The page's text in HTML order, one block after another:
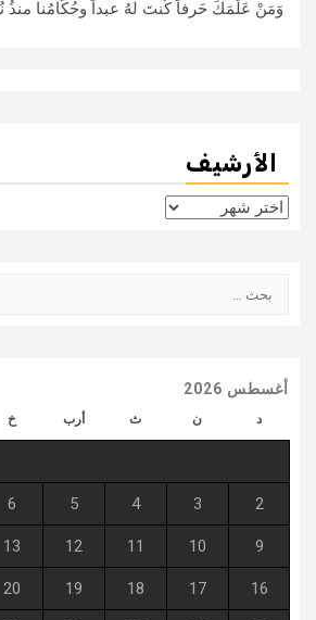
وَمَنْ عَلَّمَكَ حَرفاً كُنتَ لهُ عبداً وحُكَّامُنا منذُ
الأرشيف
الأرشيف
عن:
أغسطس 2026
د ن ث أرب خ
2
3
4
5
6
9
10
11
12
13
16
17
18
19
20